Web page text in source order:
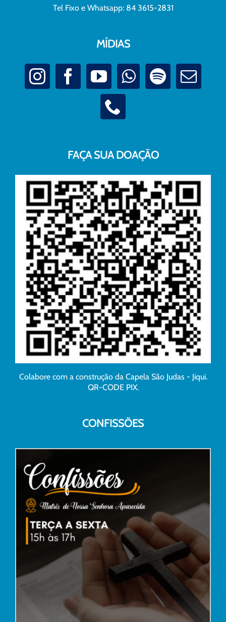
Tel Fixo e Whatsapp: 84 3615-2831
MÍDIAS
FAÇA SUA DOAÇÃO
Colabore com a construção da Capela São Judas - Jiqui.
QR-CODE PIX.
CONFISSÕES